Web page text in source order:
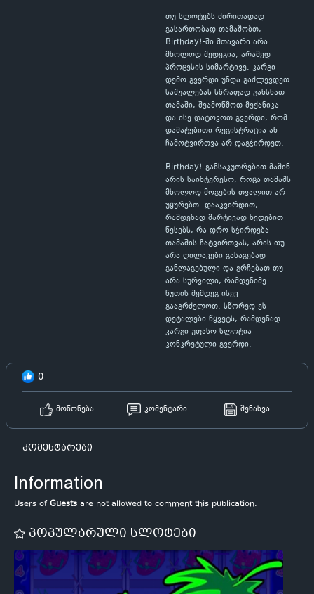
თუ სლოტებს ძირითადად
გასართობად თამაშობთ,
Birthday!-ში მთავარი არა
მხოლოდ შედეგია, არამედ
პროცესის სიმარტივე. კარგი
დემო გვერდი უნდა გაძლევდეთ
საშუალებას სწრაფად გახსნათ
თამაში, შეამოწმოთ მექანიკა
და ისე დატოვოთ გვერდი, რომ
დამატებითი რეგისტრაცია ან
ჩამოტვირთვა არ დაგჭირდეთ.
Birthday! განსაკუთრებით მაშინ
არის საინტერესო, როცა თამაშს
მხოლოდ მოგების თვალით არ
უყურებთ. დააკვირდით,
რამდენად მარტივად ხვდებით
წესებს, რა დრო სჭირდება
თამაშის ჩატვირთვას, არის თუ
არა ღილაკები გასაგებად
განლაგებული და გრჩებათ თუ
არა სურვილი, რამდენიმე
წუთის შემდეგ ისევ
გააგრძელოთ. სწორედ ეს
დეტალები წყვეტს, რამდენად
კარგი უფასო სლოტია
კონკრეტული გვერდი.
0
მოწონება კომენტარი შენახვა
კომენტარები
Information
Users ofGuests are not allowed to comment this publication.
პოპულარული სლოტები